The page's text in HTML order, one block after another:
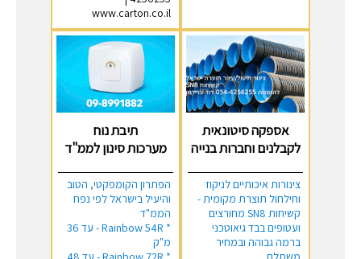
www.carton.co.il
אספקה סיטונאית
לקבלנים וחברות בנייה
צינורות איכותיים לניקוז
וחילחול תוצרת מקומית -
קשיחות SN8 מחורצים
ועטופים בבד גיאוטכני
ברמה גבוהה ובמחיר
תיבת נוח
מערכות סינון לממ"ד
הפתרון הקומפקטי, הטוב
והיעיל בישראל לפי נפח
הממ"ד
* Rainbow 54R - עד 36
מ"ק